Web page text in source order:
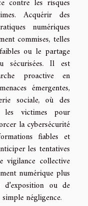
contre les risques
Acquérir des
numériques
commises, telles
ou le partage
sécurisées. Il est
proactive en
émergentes,
sociale, où des
les victimes pour
la cybersécurité
fiables et
les tentatives
vigilance collective
numérique plus
ou de
négligence.